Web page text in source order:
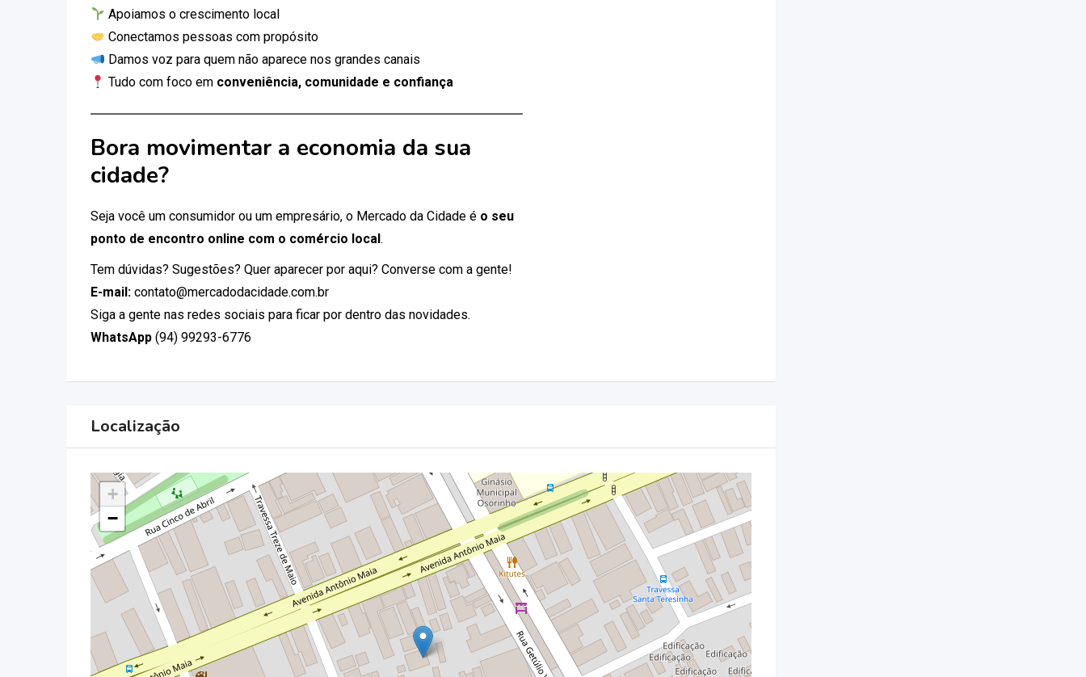
Apoiamos o crescimento local
Conectamos pessoas com propósito
Damos voz para quem não aparece nos grandes canais
Tudo com foco em conveniência, comunidade e confiança
Bora movimentar a economia da sua
cidade?
Seja você um consumidor ou um empresário, o Mercado da Cidade é o seu
ponto de encontro online com o comércio local.
Tem dúvidas? Sugestões? Quer aparecer por aqui? Converse com a gente!
E-mail: contato@mercadodacidade.com.br
Siga a gente nas redes sociais para ficar por dentro das novidades.
WhatsApp (94) 99293-6776
Localização
+
−